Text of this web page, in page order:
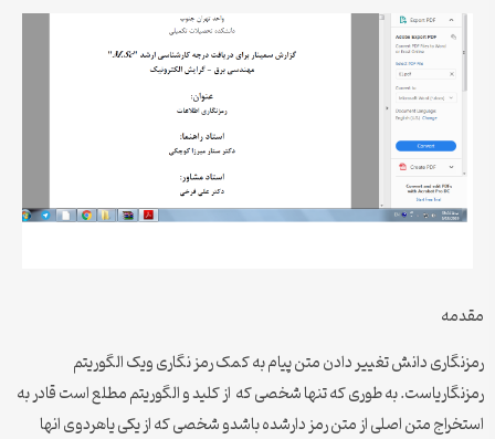
مقدمه
رمزنگاری دانش تغییر دادن متن پیام به کمک رمز نگاری ویک الگوریتم
رمزنگاریاست. به طوری که تنها شخصی که از کلید و الگوریتم مطلع است قادر به
استخراج متن اصلی از متن رمز دارشده باشدو شخصی که از یکی یاهردوی انها